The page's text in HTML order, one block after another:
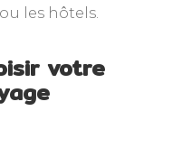
les hôtels.
votre